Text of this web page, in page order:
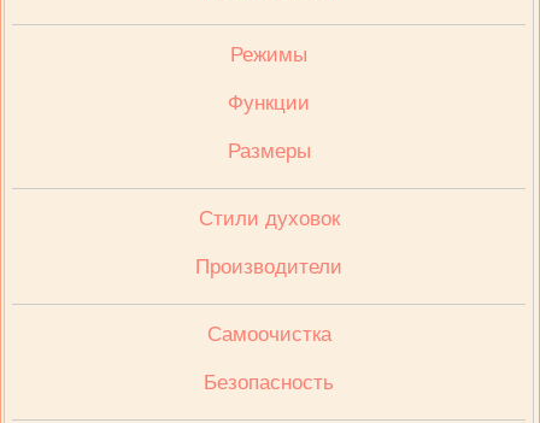
Режимы
Функции
Размеры
Стили духовок
Производители
Cамоочистка
Безопасность